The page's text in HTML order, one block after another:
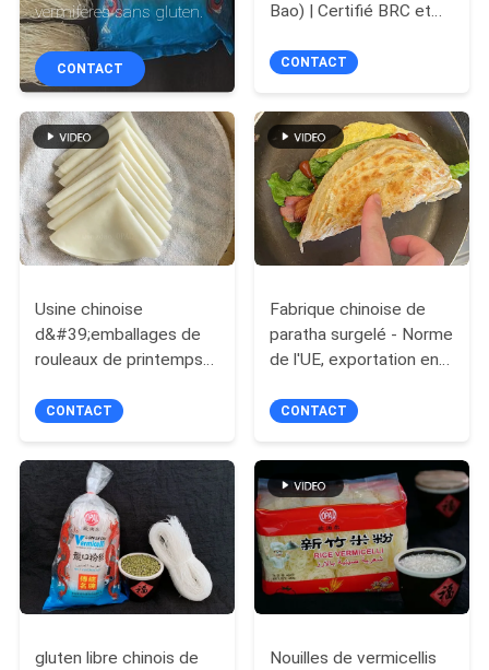
CONTRÔLE
DE
QUALITÉ
CONTACTEZ-
NOUS
UNE
CITATION
PLAN
DU
SITE
PRIVACY
POLICY
vermifères sans gluten.
CONTACT
Bao) | Certifié BRC et
européenne | Usine
gros pour la restauration
rapide
CONTACT
Usine chinoise
d&#39;emballages de
rouleaux de printemps
européenne, plats à
restauration rapide au
Royaume-Uni adaptés
CONTACT
Fabrique chinoise de
paratha surgelé - Norme
de l'UE, exportation en
fast-foods et les plats
CONTACT
gluten libre chinois de
Nouilles de vermicellis